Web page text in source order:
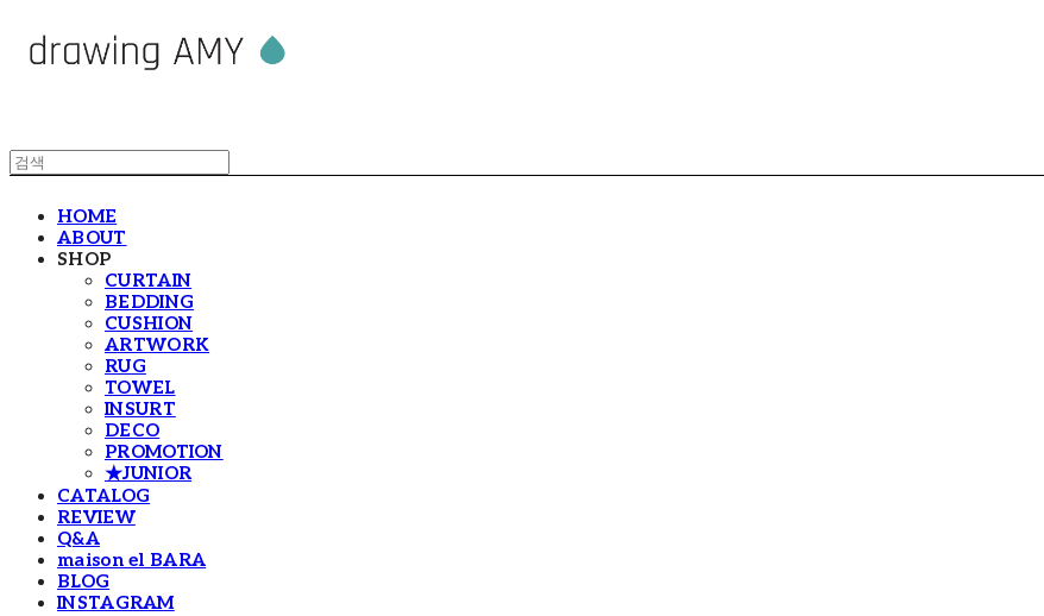
HOME
ABOUT
SHOP
CURTAIN
BEDDING
CUSHION
ARTWORK
RUG
TOWEL
INSURT
DECO
PROMOTION
★JUNIOR
CATALOG
REVIEW
Q&A
maison el BARA
BLOG
INSTAGRAM